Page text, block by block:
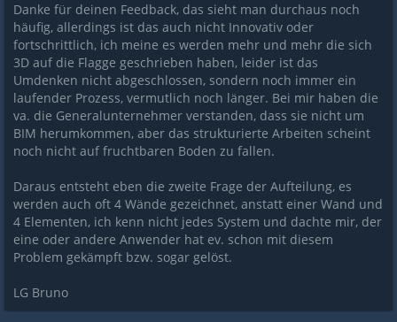
Danke für deinen Feedback, das sieht man durchaus noch
häufig, allerdings ist das auch nicht Innovativ oder
fortschrittlich, ich meine es werden mehr und mehr die sich
3D auf die Flagge geschrieben haben, leider ist das
Umdenken nicht abgeschlossen, sondern noch immer ein
laufender Prozess, vermutlich noch länger. Bei mir haben die
va. die Generalunternehmer verstanden, dass sie nicht um
BIM herumkommen, aber das strukturierte Arbeiten scheint
noch nicht auf fruchtbaren Boden zu fallen.
Daraus entsteht eben die zweite Frage der Aufteilung, es
werden auch oft 4 Wände gezeichnet, anstatt einer Wand und
4 Elementen, ich kenn nicht jedes System und dachte mir, der
eine oder andere Anwender hat ev. schon mit diesem
Problem gekämpft bzw. sogar gelöst.
LG Bruno